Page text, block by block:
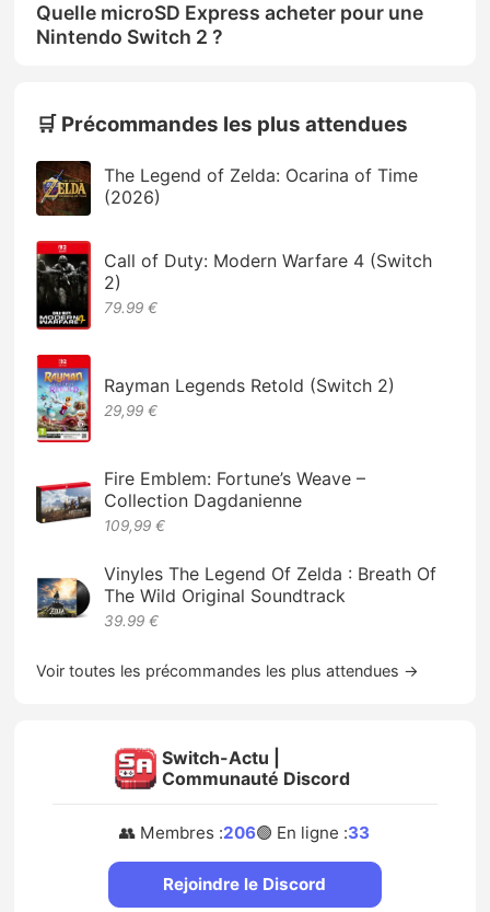
Quelle microSD Express acheter pour une
Nintendo Switch 2 ?
🛒 Précommandes les plus attendues
The Legend of Zelda: Ocarina of Time
(2026)
Call of Duty: Modern Warfare 4 (Switch
2)
79.99 €
Rayman Legends Retold (Switch 2)
29,99 €
Fire Emblem: Fortune’s Weave –
Collection Dagdanienne
109,99 €
Vinyles The Legend Of Zelda : Breath Of
The Wild Original Soundtrack
39.99 €
Voir toutes les précommandes les plus attendues →
Switch-Actu |
Communauté Discord
👥 Membres :206🟢 En ligne :33
Rejoindre le Discord